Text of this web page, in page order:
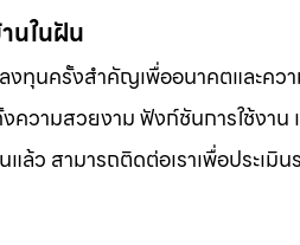
นในฝัน
ทุนครั้งสำคัญเพื่ออนาคตและคว
วามสวยงาม ฟังก์ชันการใช้งาน
ล้ว สามารถติดต่อเราเพื่อประเมิ